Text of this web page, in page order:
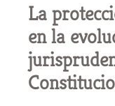
La
en la